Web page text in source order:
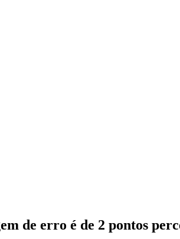
de erro é de 2 pontos